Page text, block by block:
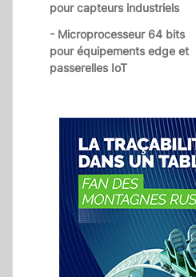
pour capteurs industriels
- Microprocesseur 64 bits
pour équipements edge et
passerelles IoT